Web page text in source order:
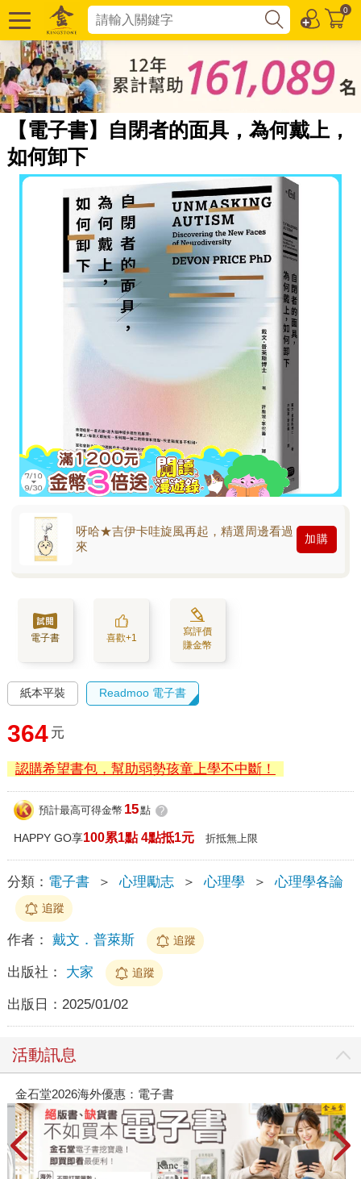
0
【電子書】自閉者的面具，為何戴上，
如何卸下
呀哈★吉伊卡哇旋風再起，精選周邊看過
來
加購
電子書 喜歡+1
寫評價
賺金幣
紙本平裝 Readmoo 電子書
364 元
認購希望書包，幫助弱勢孩童上學不中斷！
預計最高可得金幣 15點 ?
HAPPY GO享100累1點 4點抵1元 折抵無上限
分類： 電子書 ＞ 心理勵志 ＞ 心理學 ＞ 心理學各論
追蹤
作者： 戴文．普萊斯 追蹤
出版社： 大家 追蹤
出版日： 2025/01/02
活動訊息
春光ｘ奇幻基地｜全書系展